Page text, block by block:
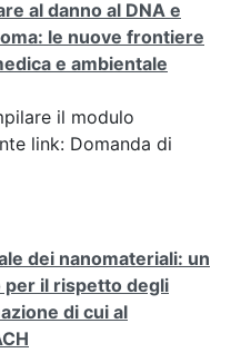
al danno al DNA e
le nuove frontiere
e ambientale
il modulo
link: Domanda di
dei nanomateriali: un
il rispetto degli
di cui al